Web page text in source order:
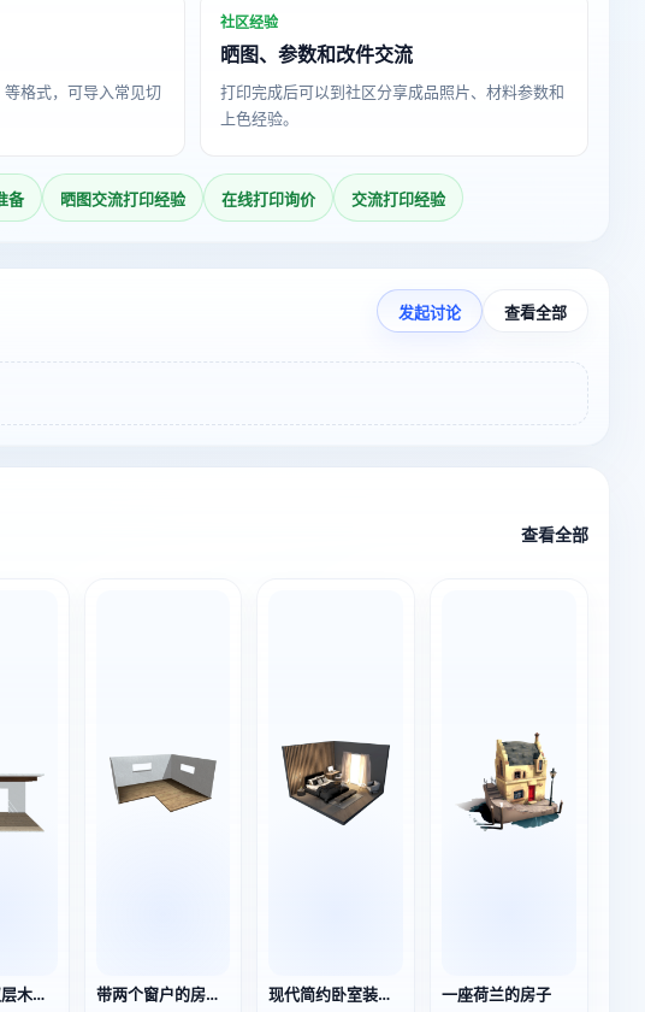
格式，可导入常见切
社区经验
晒图、参数和改件交流
打印完成后可以到社区分享成品照片、材料参数和
上色经验。
备 晒图交流打印经验 在线打印询价 交流打印经验
发起讨论 查看全部
查看全部
实木楼梯双层木地板户型空间 带两个窗户的房间外壳 现代简约卧室装修3D场景 一座荷兰的房子